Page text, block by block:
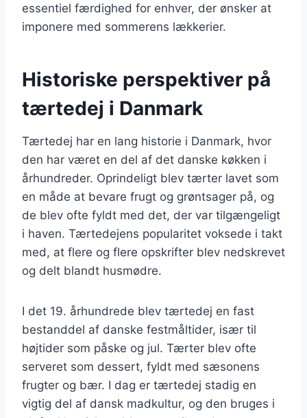
essentiel færdighed for enhver, der ønsker at
imponere med sommerens lækkerier.
Historiske perspektiver på
tærtedej i Danmark
Tærtedej har en lang historie i Danmark, hvor
den har været en del af det danske køkken i
århundreder. Oprindeligt blev tærter lavet som
en måde at bevare frugt og grøntsager på, og
de blev ofte fyldt med det, der var tilgængeligt
i haven. Tærtedejens popularitet voksede i takt
med, at flere og flere opskrifter blev nedskrevet
og delt blandt husmødre.
I det 19. århundrede blev tærtedej en fast
bestanddel af danske festmåltider, især til
højtider som påske og jul. Tærter blev ofte
serveret som dessert, fyldt med sæsonens
frugter og bær. I dag er tærtedej stadig en
vigtig del af dansk madkultur, og den bruges i